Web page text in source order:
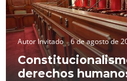
Autor Invitado 6 de agosto de
derechos